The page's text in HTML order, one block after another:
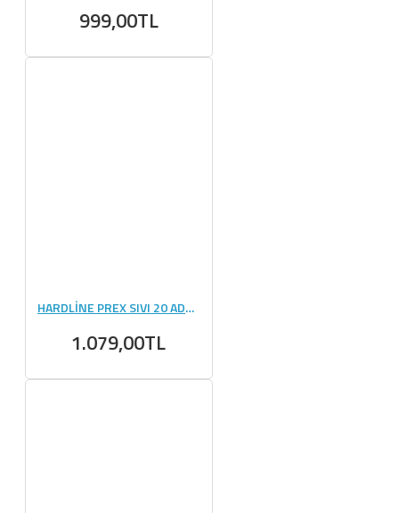
999,00TL
HARDLİNE PREX SIVI 20 ADET (30 ML)
1.079,00TL